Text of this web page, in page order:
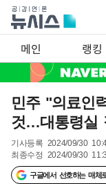
메인 랭킹
민주 "의료인
것…대통령실
기사등록 2024/09/30
최종수정 2024/09/30
구글에서 선호하는 매체